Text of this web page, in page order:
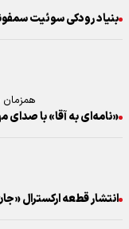
بنیاد رودکی سوئیت
همزمان
«نامه‌ای به آقا» با
انتشار قطعه ارکسترال